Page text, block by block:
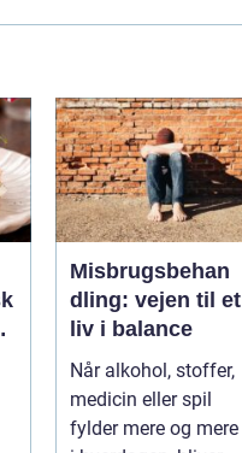
Misbrugsbehan
dling: vejen til et
liv i balance
Når alkohol, stoffer,
medicin eller spil
fylder mere og mere